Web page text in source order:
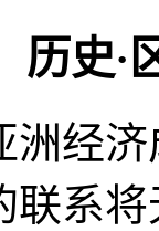
历史·
洲经
联系